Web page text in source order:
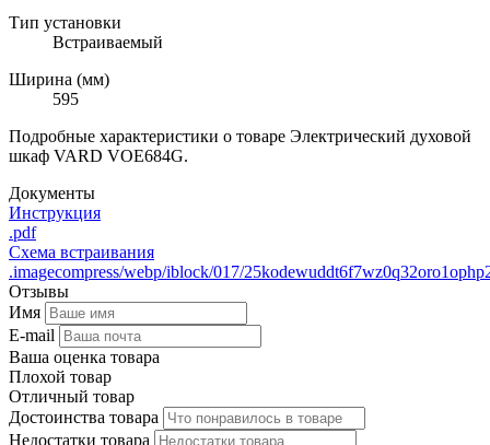
Тип установки
Встраиваемый
Ширина (мм)
595
Подробные характеристики о товаре Электрический духовой
шкаф VARD VOE684G.
Документы
Инструкция
.pdf
Схема встраивания
.imagecompress/webp/iblock/017/
Отзывы
Имя
E-mail
Ваша оценка товара
Плохой товар
Отличный товар
Достоинства товара
Недостатки товара